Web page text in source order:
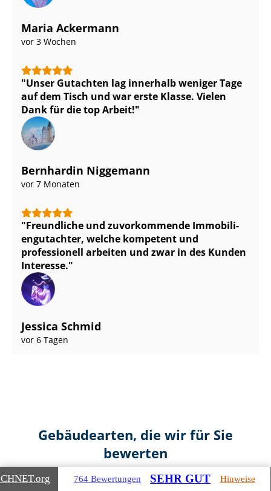
Maria Ackermann
vor 3 Wochen
Unser Gutachten lag innerhalb weniger Tage
auf dem Tisch und war erste Klasse. Vielen
Dank für die top Arbeit!
Bernhardin Niggemann
vor 7 Monaten
Freundliche und zuvorkommende Im­mo­bi­li­
en­gut­ach­ter, welche kompetent und
professionell arbeiten und zwar in des Kunden
Interesse.
Jessica Schmid
vor 6 Tagen
Gebäudearten, die wir für Sie
bewerten
.org 764 Bewertungen SEHR GUT Hinweise